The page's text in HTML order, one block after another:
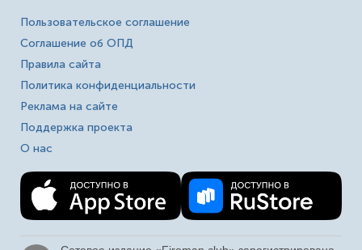
Пользовательское соглашение
Соглашение об ОПД
Правила сайта
Политика конфиденциальности
Реклама на сайте
Поддержка проекта
О нас